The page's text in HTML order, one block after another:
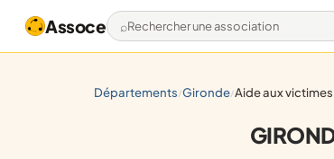
Assoce Rechercher une association
départements/ gironde/ aide aux victimes de calamités, de